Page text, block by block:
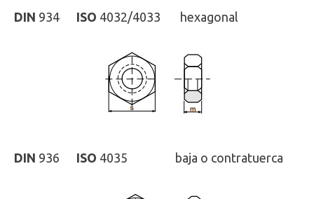
DIN 934 ISO 4032/4033 hexagonal
DIN 936 ISO 4035 baja o contratuerca